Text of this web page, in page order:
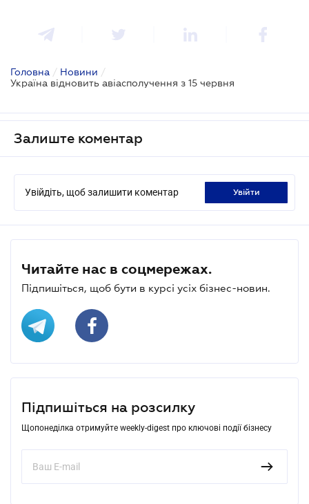
Головна / Новини /
Україна відновить авіасполучення з 15 червня
Залиште коментар
Увійдіть, щоб залишити коментар увійти
Читайте нас в соцмережах.
Підпишіться, щоб бути в курсі усіх бізнес-новин.
Підпишіться на розсилку
Щопонеділка отримуйте weekly-digest про ключові події бізнесу